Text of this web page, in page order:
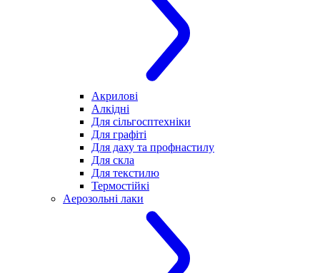
Акрилові
Алкідні
Для cільгосптехніки
Для графіті
Для даху та профнастилу
Для скла
Для текстилю
Термостійкі
Аерозольні лаки